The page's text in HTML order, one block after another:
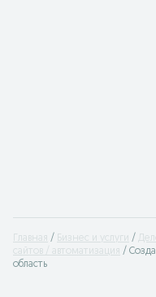
Главная Бизнес и услуги
сайтов / автоматизация
область